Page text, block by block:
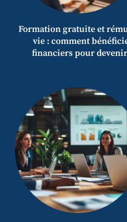
Formation gratuite et
vie : comment
financiers pour